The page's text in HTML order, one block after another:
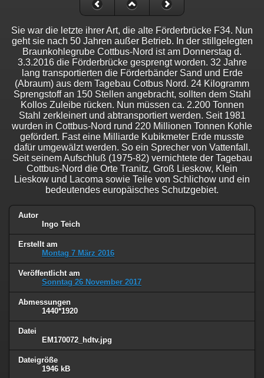
Sie war die letzte ihrer Art, die alte Förderbrücke F34. Nun
geht sie nach 50 Jahren außer Betrieb. In der stillgelegten
Braunkohlegrube Cottbus-Nord ist am Donnerstag d.
3.3.2016 die Förderbrücke gesprengt worden. 32 Jahre
lang transportierten die Förderbänder Sand und Erde
(Abraum) aus dem Tagebau Cotbus Nord. 24 Kilogramm
Sprengstoff an 150 Stellen angebracht, sollten dem Stahl
Kollos Zuleibe rücken. Nun müssen ca. 2.200 Tonnen
Stahl zerkleinert und abtransportiert werden. Seit 1981
wurden in Cottbus-Nord rund 220 Millionen Tonnen Kohle
gefördert. Fast eine Milliarde Kubikmeter Erde musste
dafür umgewälzt werden. So ein Sprecher von Vattenfall.
Seit seinem Aufschluß (1975-82) vernichtete der Tagebau
Cottbus-Nord die Orte Tranitz, Groß Lieskow, Klein
Lieskow und Lacoma sowie Teile von Schlichow und ein
bedeutendes europäisches Schutzgebiet.
Autor
Ingo Teich
Erstellt am
Montag 7 März 2016
Veröffentlicht am
Sonntag 26 November 2017
Abmessungen
1440*1920
Datei
EM170072_hdtv.jpg
Dateigröße
1946 kB